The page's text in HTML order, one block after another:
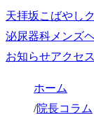
天拝坂こばやし
泌尿器科 メンズ
お知らせアクセス
ホーム
/院長コラム